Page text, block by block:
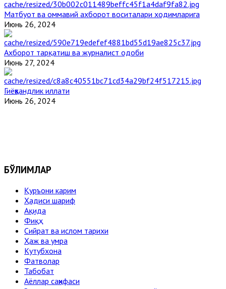
Матбуот ва оммавий ахборот воситалари ходимларига
Июнь 26, 2024
Ахборот тарқатиш ва журналист одоби
Июнь 27, 2024
Гиёҳвандлик иллати
Июнь 26, 2024
БЎЛИМЛАР
Қуръони карим
Ҳадиси шариф
Ақида
Фиқҳ
Сийрат ва ислом тарихи
Ҳаж ва умра
Кутубхона
Фатволар
Табобат
Аёллар саҳифаси